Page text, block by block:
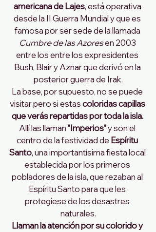
americana de Lajes, está operativa
desde la II Guerra Mundial y que es
famosa por ser sede de la llamada
Cumbre de las Azores en 2003
entre los entre los expresidentes
Bush, Blair y Aznar que derivó en la
posterior guerra de Irak.
La base, por supuesto, no se puede
visitar pero si estas coloridas capillas
que verás repartidas por toda la isla.
Allí las llaman "Imperios" y son el
centro de la festividad de Espíritu
Santo, una importantísima fiesta local
establecida por los primeros
pobladores de la isla, que rezaban al
Espíritu Santo para que les
protegiese de los desastres
naturales.
Llaman la atención por su colorido y